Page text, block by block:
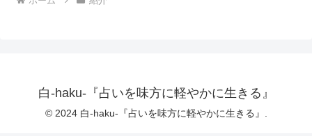
白-haku-『占いを味方に軽やかに生きる』
© 2024 白-haku-『占いを味方に軽やかに生きる』.